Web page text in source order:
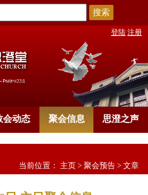
搜索
登陆 注册
会动态 聚会信息 思澄之声
当前位置： 主页 > 聚会预告 > 文章